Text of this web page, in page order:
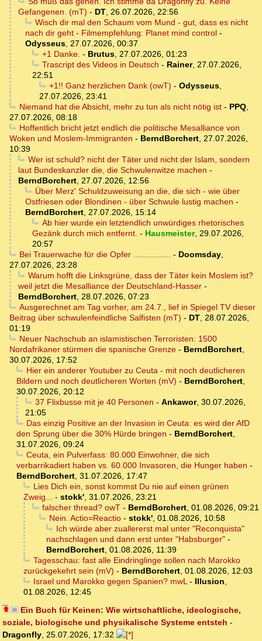
Gefangenen. (mT) - DT, 26.07.2026, 22:56
Wisch dir mal den Schaum vom Mund - gut, dass es nicht
nach dir geht - Filmempfehlung: Planet mind control -
Odysseus, 27.07.2026, 00:37
+1 Danke. - Brutus, 27.07.2026, 01:23
Trascript des Videos in Deutsch - Rainer, 27.07.2026,
22:51
+1!! Ganz herzlichen Dank (owT) - Odysseus,
27.07.2026, 23:41
Niemand hat die Absicht, mehr zu tun als nicht nötig ist- PPQ,
27.07.2026, 08:18
Hoffentlich bricht jetzt endlich die politische Mesalliance von
Woken und Moslem-Immigranten - BerndBorchert, 27.07.2026,
10:39
Wer ist schuld? nicht der Täter und nicht der Islam, sondern
laut Bundeskanzler die, die Schwulenwitze machen -
BerndBorchert, 27.07.2026, 12:56
Über Merz' Schuldzuweisung an die, die sich - wie über
Ostfriesen oder Blondinen - über Schwule lustig machen -
BerndBorchert, 27.07.2026, 15:14
Ab hier wurde ein letztendlich unwürdiges rhetorisches
Gezänk durch mich entfernt. - Hausmeister, 29.07.2026,
20:57
Bei Trauerwache für die Opfer ................ - Doomsday,
27.07.2026, 23:28
Warum hofft die Linksgrüne, dass der Täter kein Moslem ist?
weil jetzt die Mesalliance der Deutschland-Hasser -
BerndBorchert, 28.07.2026, 07:23
Ausgerechnet am Tag vorher, am 24.7., lief in Spiegel TV dieser
Beitrag über schwulenfeindliche Salfisten (mT) - DT, 28.07.2026,
01:19
Neuer Nachschub an islamistischen Terroristen: 1500
Nordafrikaner stürmen die spanische Grenze - BerndBorchert,
30.07.2026, 17:52
Hier ein anderer Youtuber zu Ceuta - mit noch deutlicheren
Bildern und noch deutlicheren Worten (mV) - BerndBorchert,
30.07.2026, 20:12
37 Flixbusse mit je 40 Personen - Ankawor, 30.07.2026,
21:05
Das einzig Positive an der Invasion in Ceuta: es wird der AfD
den Sprung über die 30% Hürde bringen - BerndBorchert,
31.07.2026, 09:24
Ceuta, ein Pulverfass: 80.000 Einwohner, die sich
verbarrikadiert haben vs. 60.000 Invasoren, die Hunger haben -
BerndBorchert, 31.07.2026, 17:47
Lies Dich ein, sonst kommst Du nie auf einen grünen
Zweig... - stokk', 31.07.2026, 23:21
falscher thread? owT- BerndBorchert, 01.08.2026, 09:21
Nein. Actio=Reactio- stokk', 01.08.2026, 10:58
Ich würde aber zuallererst mal unter "Reconquista"
nachschlagen und dann erst unter "Habsburger" -
BerndBorchert, 01.08.2026, 11:39
Tagesschau: fast alle Eindringlinge sollen nach Marokko
zurückgekehrt sein (mV) - BerndBorchert, 01.08.2026, 12:03
Israel und Marokko gegen Spanien? mwL- Illusion,
01.08.2026, 12:45
Ein Buch für Keinen: Wie wirtschaftliche, ideologische,
soziale, biologische und physikalische Systeme entsteh -
Dragonfly, 25.07.2026, 17:32